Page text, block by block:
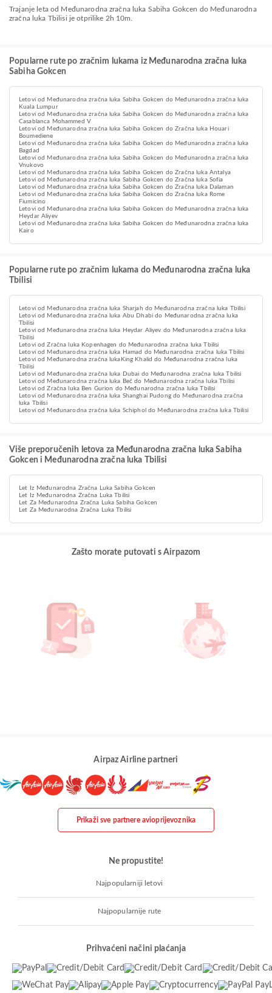
Trajanje leta od Međunarodna zračna luka Sabiha Gokcen do Međunarodna
zračna luka Tbilisi je otprilike 2h 10m.
Popularne rute po zračnim lukama iz Međunarodna zračna luka
Sabiha Gokcen
Letovi od Međunarodna zračna luka Sabiha Gokcen do Međunarodna zračna luka
Kuala Lumpur
Letovi od Međunarodna zračna luka Sabiha Gokcen do Međunarodna zračna luka
Casablanca Mohammed V
Letovi od Međunarodna zračna luka Sabiha Gokcen do Zračna luka Houari
Boumediene
Letovi od Međunarodna zračna luka Sabiha Gokcen do Međunarodna zračna luka
Bagdad
Letovi od Međunarodna zračna luka Sabiha Gokcen do Međunarodna zračna luka
Vnukovo
Letovi od Međunarodna zračna luka Sabiha Gokcen do Zračna luka Antalya
Letovi od Međunarodna zračna luka Sabiha Gokcen do Zračna luka Sofia
Letovi od Međunarodna zračna luka Sabiha Gokcen do Zračna luka Dalaman
Letovi od Međunarodna zračna luka Sabiha Gokcen do Zračna luka Rome
Fiumicino
Letovi od Međunarodna zračna luka Sabiha Gokcen do Međunarodna zračna luka
Heydar Aliyev
Letovi od Međunarodna zračna luka Sabiha Gokcen do Međunarodna zračna luka
Kairo
Popularne rute po zračnim lukama do Međunarodna zračna luka
Tbilisi
Letovi od Međunarodna zračna luka Sharjah do Međunarodna zračna luka Tbilisi
Letovi od Međunarodna zračna luka Abu Dhabi do Međunarodna zračna luka
Tbilisi
Letovi od Međunarodna zračna luka Heydar Aliyev do Međunarodna zračna luka
Tbilisi
Letovi od Zračna luka Kopenhagen do Međunarodna zračna luka Tbilisi
Letovi od Međunarodna zračna luka Hamad do Međunarodna zračna luka Tbilisi
Letovi od Međunarodna zračna lukaKing Khalid do Međunarodna zračna luka
Tbilisi
Letovi od Međunarodna zračna luka Dubai do Međunarodna zračna luka Tbilisi
Letovi od Međunarodna zračna luka Beč do Međunarodna zračna luka Tbilisi
Letovi od Zračna luka Ben Gurion do Međunarodna zračna luka Tbilisi
Letovi od Međunarodna zračna luka Shanghai Pudong do Međunarodna zračna
luka Tbilisi
Letovi od Međunarodna zračna luka Schiphol do Međunarodna zračna luka Tbilisi
Više preporučenih letova za Međunarodna zračna luka Sabiha
Gokcen i Međunarodna zračna luka Tbilisi
Let Iz Međunarodna Zračna Luka Sabiha Gokcen
Let Iz Međunarodna Zračna Luka Tbilisi
Let Za Međunarodna Zračna Luka Sabiha Gokcen
Let Za Međunarodna Zračna Luka Tbilisi
Zašto morate putovati s Airpazom
Airpaz Airline partneri
Prikaži sve partnere avioprijevoznika
Ne propustite!
Najpopularniji letovi
Najpopularnije rute
Prihvaćeni načini plaćanja